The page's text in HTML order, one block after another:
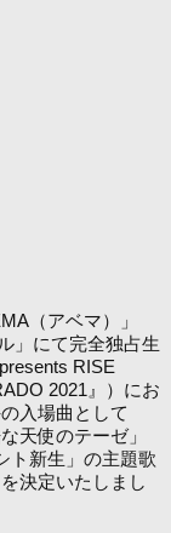
（アベマ）」
」にて完全独占生
RISE
2021』）にお
入場曲として
天使のテーゼ」
ト新生」の主題歌
決定いたしまし